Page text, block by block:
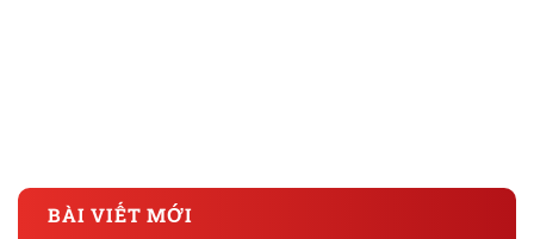
BÀI VIẾT MỚI